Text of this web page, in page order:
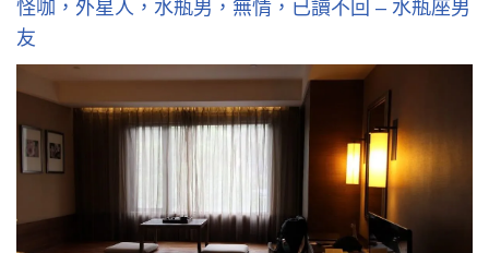
怪咖，外星人，水瓶男，無情，已讀不回 – 水瓶座男
友